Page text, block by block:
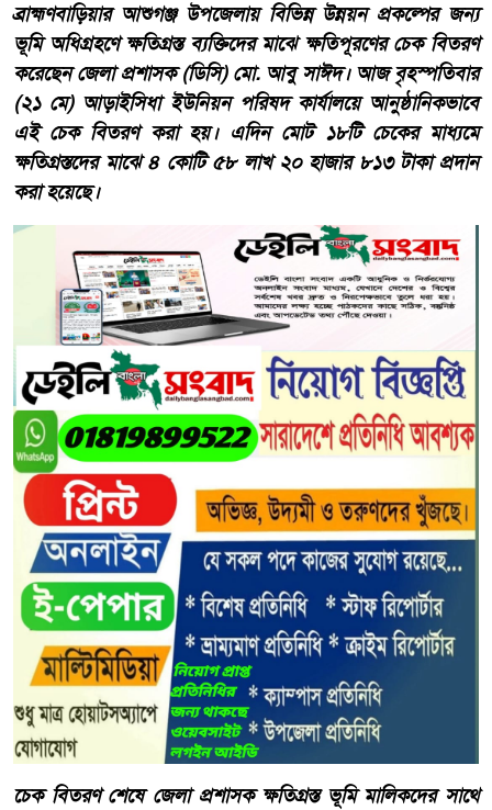
ব্রাহ্মণবাড়িয়ার আশুগঞ্জ উপজেলায় বিভিন্ন উন্নয়ন প্রকল্পের জন্য
ভূমি অধিগ্রহণে ক্ষতিগ্রস্ত ব্যক্তিদের মাঝে ক্ষতিপূরণের চেক বিতরণ
করেছেন জেলা প্রশাসক (ডিসি) মো. আবু সাঈদ। আজ বৃহস্পতিবার
(২১ মে) আড়াইসিধা ইউনিয়ন পরিষদ কার্যালয়ে আনুষ্ঠানিকভাবে
এই চেক বিতরণ করা হয়। এদিন মোট ১৮টি চেকের মাধ্যমে
ক্ষতিগ্রস্তদের মাঝে ৪ কোটি ৫৮ লাখ ২০ হাজার ৮১৩ টাকা প্রদান
করা হয়েছে।
​চেক বিতরণ শেষে জেলা প্রশাসক ক্ষতিগ্রস্ত ভূমি মালিকদের সাথে